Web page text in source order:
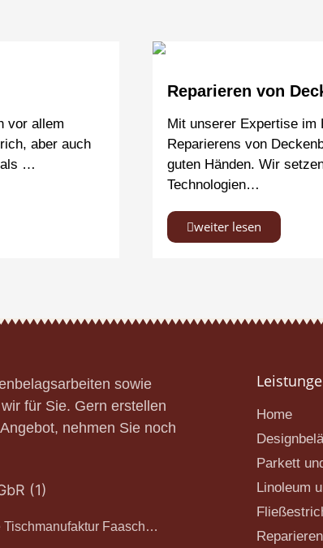
vor allem
aber auch
als …
Reparieren von
Mit unserer Expertise im
Reparierens von
guten Händen. Wir
Technologien…
weiter lesen
sowie
für Sie. Gern erstellen
nehmen Sie noch
Tischmanufaktur Faasch…
Home
Parkett
Linoleum